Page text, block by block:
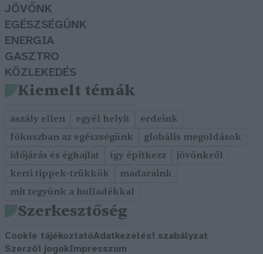
JÖVŐNK
EGÉSZSÉGÜNK
ENERGIA
GASZTRO
KÖZLEKEDÉS
Kiemelt témák
aszály ellen egyél helyit
erdeink
fókuszban az egészségünk
globális megoldások
időjárás és éghajlat
így építkezz
jövőnkről
kerti tippek-trükkök
madaraink
mit tegyünk a hulladékkal
Szerkesztőség
Cookie tájékoztatóAdatkezelési szabályzat
Szerzői jogokImpresszum